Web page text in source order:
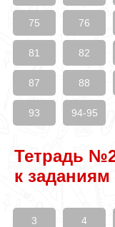
75 76
81 82
87 88
93 94-95
Тетрадь
к заданиям
3 4